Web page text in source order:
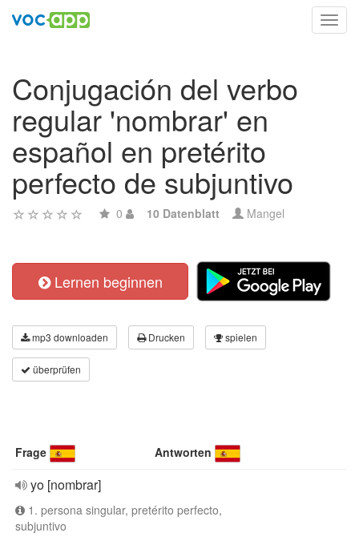
Conjugación del verbo
regular 'nombrar' en
español en pretérito
perfecto de subjuntivo
0 10 Datenblatt Mangel
Lernen beginnen
mp3 downloaden Drucken spielen
überprüfen
Frage Antworten
yo [nombrar]
1. persona singular, pretérito perfecto,
subjuntivo